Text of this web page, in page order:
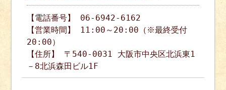
【電話番号】 06-6942-6162
【営業時間】 11:00～20:00（※最終受付
20:00）
【住所】 〒540-0031 大阪市中央区北浜東1
－8北浜森田ビル1F